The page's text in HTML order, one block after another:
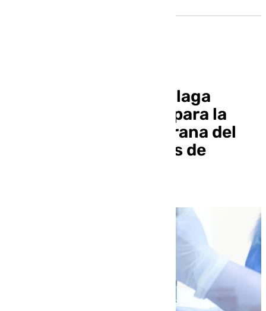
Investigadores de Málaga
impulsan un estudio para la
detección ultratemprana del
alzhéimer con análisis de